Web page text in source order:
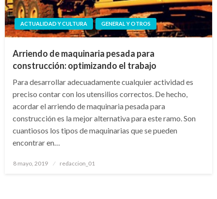
ACTUALIDAD Y CULTURA GENERAL Y OTROS
Arriendo de maquinaria pesada para
construcción: optimizando el trabajo
Para desarrollar adecuadamente cualquier actividad es
preciso contar con los utensilios correctos. De hecho,
acordar el arriendo de maquinaria pesada para
construcción es la mejor alternativa para este ramo. Son
cuantiosos los tipos de maquinarias que se pueden
encontrar en…
Publicado
8 mayo, 2019 redaccion_01